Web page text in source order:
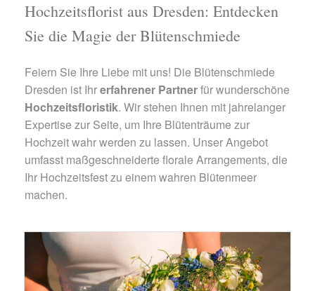
Hochzeitsflorist aus Dresden: Entdecken
Sie die Magie der Blütenschmiede
Feiern Sie Ihre Liebe mit uns! Die Blütenschmiede
Dresden ist Ihrerfahrener Partnerfür wunderschöne
Hochzeitsfloristik. Wir stehen Ihnen mit jahrelanger
Expertise zur Seite, um Ihre Blütenträume zur
Hochzeit wahr werden zu lassen. Unser Angebot
umfasst maßgeschneiderte florale Arrangements, die
Ihr Hochzeitsfest zu einem wahren Blütenmeer
machen.